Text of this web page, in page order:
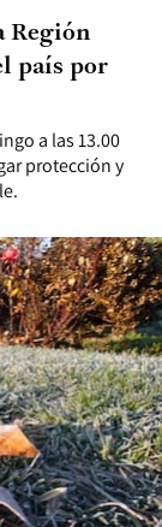
a las 13.00
protección y
Región
país por